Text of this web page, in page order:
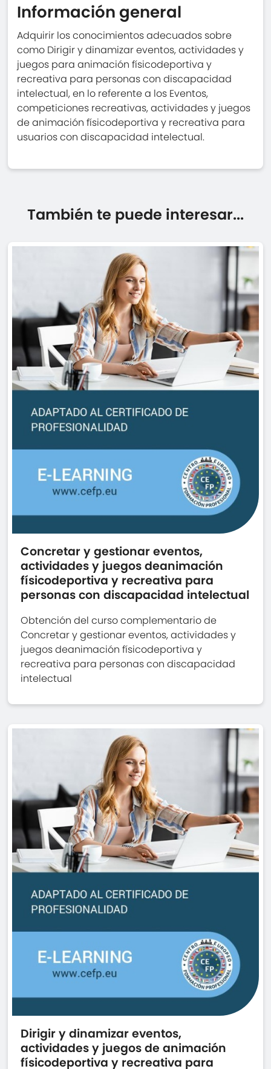
Información general
Adquirir los conocimientos adecuados sobre
como Dirigir y dinamizar eventos, actividades y
juegos para animación físicodeportiva y
recreativa para personas con discapacidad
intelectual, en lo referente a los Eventos,
competiciones recreativas, actividades y juegos
de animación físicodeportiva y recreativa para
usuarios con discapacidad intelectual.
También te puede interesar...
Concretar y gestionar eventos,
actividades y juegos deanimación
físicodeportiva y recreativa para
personas con discapacidad intelectual
Obtención del curso complementario de
Concretar y gestionar eventos, actividades y
juegos deanimación físicodeportiva y
recreativa para personas con discapacidad
intelectual
Dirigir y dinamizar eventos,
actividades y juegos de animación
físicodeportiva y recreativa para